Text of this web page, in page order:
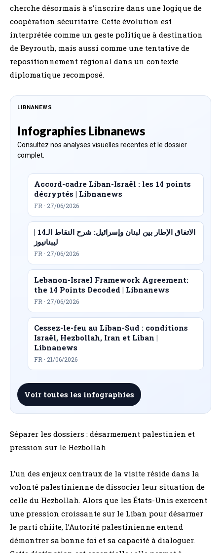
cherche désormais à s’inscrire dans une logique de
coopération sécuritaire. Cette évolution est
interprétée comme un geste politique à destination
de Beyrouth, mais aussi comme une tentative de
repositionnement régional dans un contexte
diplomatique recomposé.
LIBNANEWS
Infographies Libnanews
Consultez nos analyses visuelles recentes et le dossier
complet.
Accord-cadre Liban-Israël : les 14 points
décryptés | Libnanews
FR · 27/06/2026
الاتفاق الإطار بين لبنان وإسرائيل: شرح النقاط الـ14 |
ليبنانيوز
FR · 27/06/2026
Lebanon-Israel Framework Agreement:
the 14 Points Decoded | Libnanews
FR · 27/06/2026
Cessez-le-feu au Liban-Sud : conditions
Israël, Hezbollah, Iran et Liban |
Libnanews
FR · 21/06/2026
Voir toutes les infographies
Séparer les dossiers : désarmement palestinien et
pression sur le Hezbollah
L’un des enjeux centraux de la visite réside dans la
volonté palestinienne de dissocier leur situation de
celle du Hezbollah. Alors que les États-Unis exercent
une pression croissante sur le Liban pour désarmer
le parti chiite, l’Autorité palestinienne entend
démontrer sa bonne foi et sa capacité à dialoguer.